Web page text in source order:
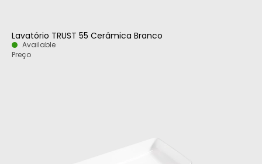
Lavatório TRUST 55 Cerâmica Branco
Available
Preço